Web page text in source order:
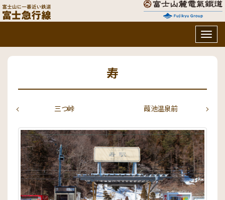
寿
三つ峠 葭池温泉前